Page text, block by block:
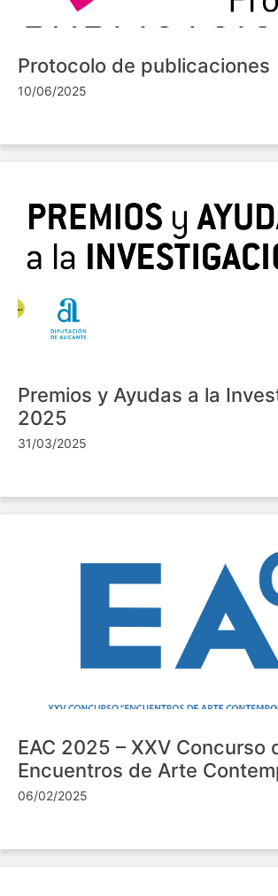
Protocolo de publicaciones
10/06/2025
Premios y Ayudas a la
2025
31/03/2025
EAC 2025 – XXV Concurso
Encuentros de Arte
06/02/2025